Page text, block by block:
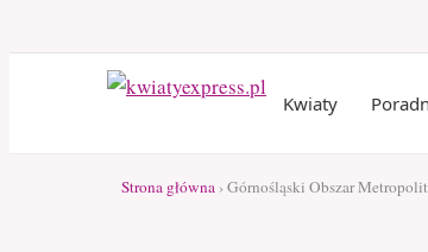
Kwiaty
Strona główna › Górnośląski Obszar